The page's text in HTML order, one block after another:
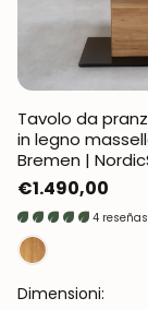
Tavolo da
in legno
Bremen |
Prezzo
normale
€1.490,00
4 reseñas
Dimensioni: